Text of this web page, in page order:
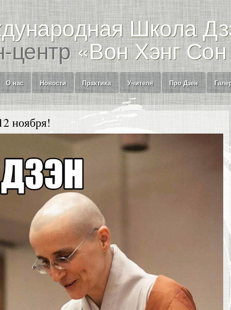
Школа
центр«Вон Хэнг
О нас Новости Практика Учителя Про Дзен
ноября!